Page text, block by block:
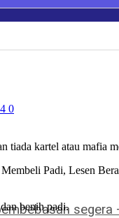
segera
0
kartel atau mafia
Padi, Lesen
benih padi.